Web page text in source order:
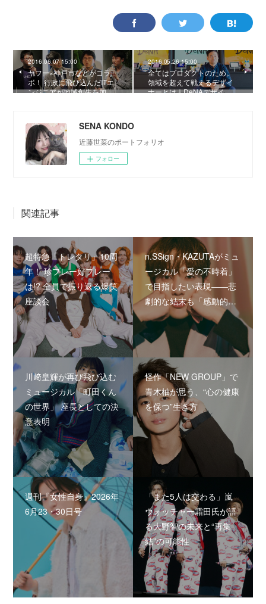
2016.06.07 15:00
ヤフー×神戸市などがコラ
ボ！ 行政に飛び込んだITエ
ンジニアが地域創生を加…
2016.05.26 15:00
全てはプロダクトのため。
領域を超えて戦えるデザイ
ナーとは｜DeNAデザイ…
SENA KONDO
近藤世菜のポートフォリオ
フォロー
関連記事
超特急「トレタリ」10周
年！ 珍プレー好プレー
は!? 全員で振り返る爆笑
座談会
n.SSign・KAZUTAがミュ
ージカル「愛の不時着」
で目指したい表現――悲
劇的な結末も「感動的…
川﨑皇輝が再び飛び込む
ミュージカル「町田くん
の世界」 座長としての決
意表明
怪作「NEW GROUP」で
青木柚が思う、“心の健康
を保つ”生き方
週刊『女性自身』2026年
6月23・30日号
「また5人は交わる」嵐
ウォッチャー霜田氏が語
る大野智の未来と“再集
結”の可能性